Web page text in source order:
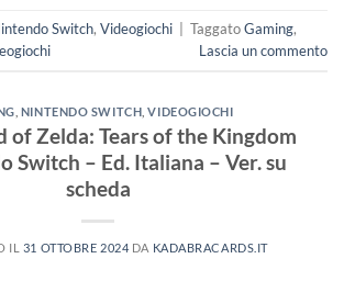
Switch, Videogiochi TaggatoGaming,
Lascia un commento
NINTENDO SWITCH ,VIDEOGIOCHI
of Zelda: Tears of the Kingdom
Switch – Ed. Italiana – Ver. su
scheda
IL 31 OTTOBRE 2024 DA KADABRACARDS.IT